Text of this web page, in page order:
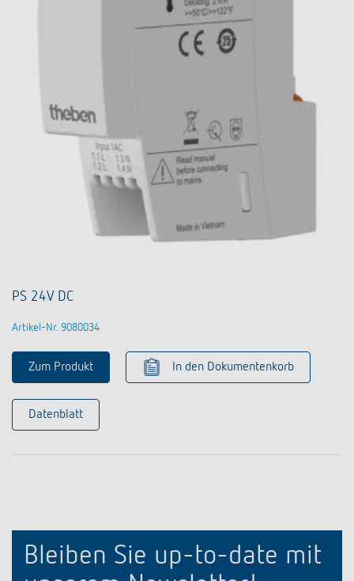
PS 24V DC
Artikel-Nr. 9080034
Zum Produkt In den Dokumentenkorb
Datenblatt
Bleiben Sie up-to-date mit